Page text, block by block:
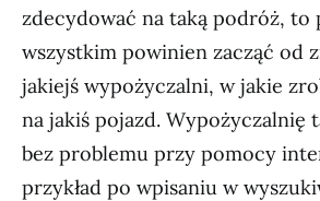
zdecydować na taką podróż, to
wszystkim powinien zacząć od
jakiejś wypożyczalni, w jakie
na jakiś pojazd. Wypożyczalnię
bez problemu przy pomocy
przykład po wpisaniu w